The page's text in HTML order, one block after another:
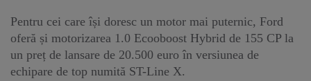
Pentru cei care își doresc un motor mai puternic, Ford
oferă și motorizarea 1.0 Ecooboost Hybrid de 155 CP la
un preț de lansare de 20.500 euro în versiunea de
echipare de top numită ST-Line X.